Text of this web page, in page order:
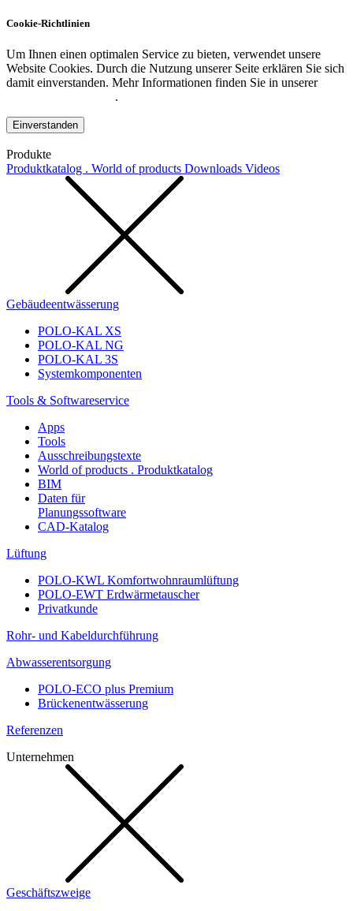
Cookie-Richtlinien
Um Ihnen einen optimalen Service zu bieten, verwendet unsere
Website Cookies. Durch die Nutzung unserer Seite erklären Sie sich
damit einverstanden. Mehr Informationen finden Sie in unserer
.
Einverstanden
Produkte
Produktkatalog . World of products Downloads Videos
Gebäudeentwässerung
POLO-KAL XS
POLO-KAL NG
POLO-KAL 3S
Systemkomponenten
Tools & Softwareservice
Apps
Tools
Ausschreibungstexte
World of products . Produktkatalog
BIM
Daten für
Planungssoftware
CAD-Katalog
Lüftung
POLO-KWL Komfortwohnraumlüftung
POLO-EWT Erdwärmetauscher
Privatkunde
Rohr- und Kabeldurchführung
Abwasserentsorgung
POLO-ECO plus Premium
Brückenentwässerung
Referenzen
Unternehmen
Geschäftszweige